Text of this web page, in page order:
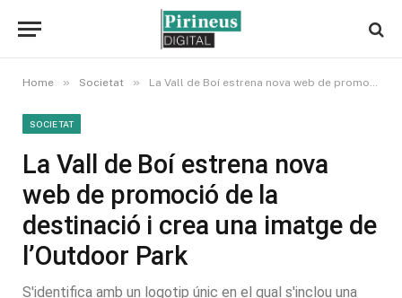
Home » Societat » La Vall de Boí estrena nova web de promoció de la destinació i crea una imatge de l’Outdoor Park
SOCIETAT
La Vall de Boí estrena nova
web de promoció de la
destinació i crea una imatge de
l’Outdoor Park
S'identifica amb un logotip únic en el qual s'inclou una